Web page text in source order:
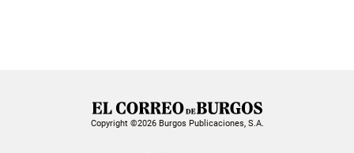
Copyright ©2026 Burgos Publicaciones, S.A.